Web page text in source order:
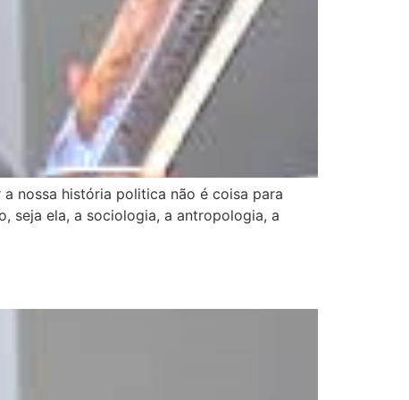
a nossa história politica não é coisa para
seja ela, a sociologia, a antropologia, a